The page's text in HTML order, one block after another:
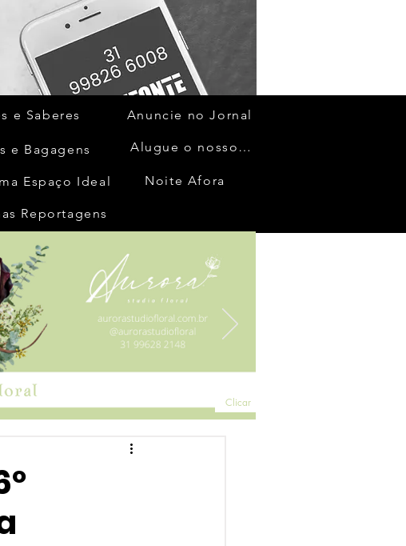
e Saberes
e Bagagens
Espaço Ideal
Anuncie no Jornal
Alugue o nosso espaço
Noite Afora
Reportagens
Clicar